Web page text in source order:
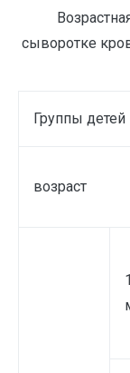
сыворотке
Группы детей
возраст
1